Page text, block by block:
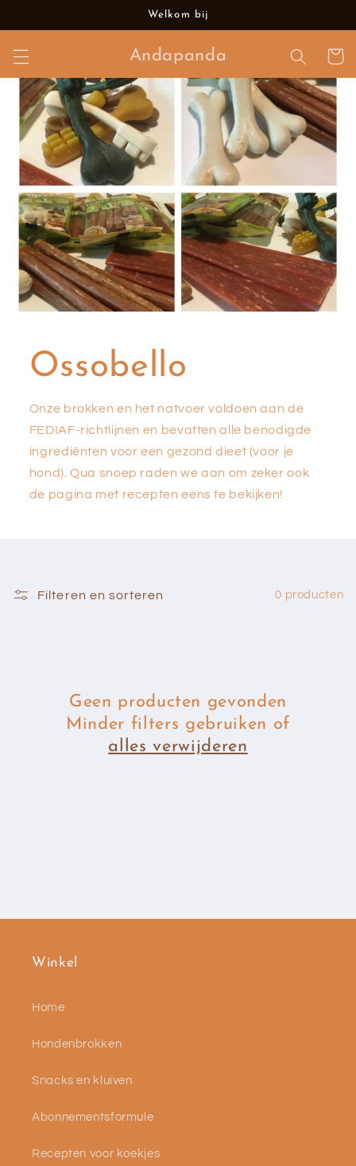
content
Welkom bij
Andapanda
Ossobello
Onze brokken en het natvoer voldoen aan de
FEDIAF-richtlijnen en bevatten alle benodigde
ingrediënten voor een gezond dieet (voor je
hond). Qua snoep raden we aan om zeker ook
de pagina met recepten eens te bekijken!
Filteren en sorteren 0 producten
Geen producten gevonden
Minder filters gebruiken of
alles verwijderen
Winkel
Home
Hondenbrokken
Snacks en kluiven
Abonnementsformule
Recepten voor koekjes